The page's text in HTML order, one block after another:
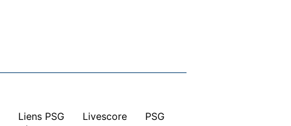
Liens PSG Livescore
PSG